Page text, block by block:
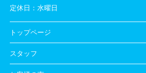
定休日： 水曜日
トップページ
スタッフ